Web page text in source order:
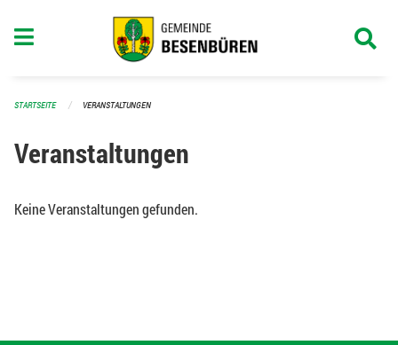
STARTSEITE VERANSTALTUNGEN
Veranstaltungen
Keine Veranstaltungen gefunden.